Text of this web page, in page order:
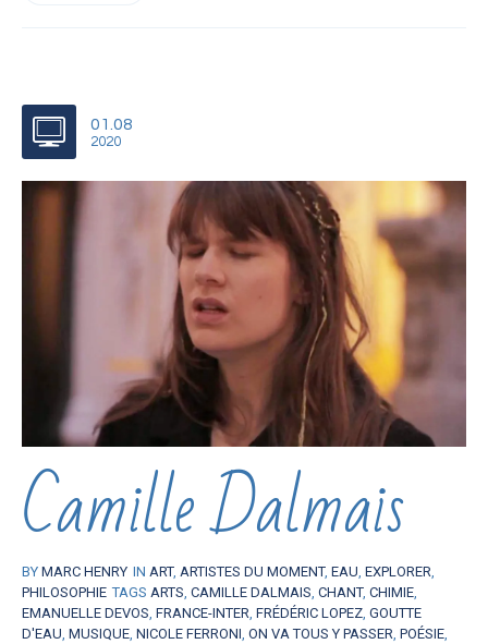
01.08
2020
Camille Dalmais
BY MARC HENRY IN ART, ARTISTES DU MOMENT, EAU EXPLORER
PHILOSOPHIE TAGS ARTS CAMILLE DALMAIS CHANT, CHIMIE
EMANUELLE DEVOS FRANCE-INTER FRÉDÉRIC LOPEZ GOUTTE
D'EAU MUSIQUE NICOLE FERRONI ON VA TOUS Y PASSER POÉSIE